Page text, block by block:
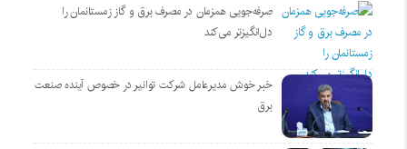
صرفه‌جویی همزمان در مصرف برق و گاز زمستانمان را
دل‌انگیزتر می‌کند
خبر خوش مدیرعامل شرکت توانیر در خصوص آینده صنعت
برق